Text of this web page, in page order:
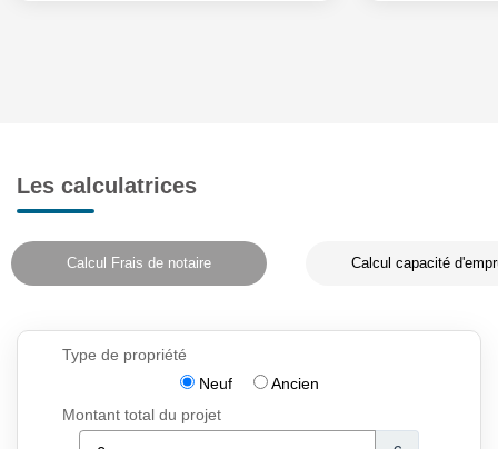
Les calculatrices
Calcul Frais de notaire Calcul capacité